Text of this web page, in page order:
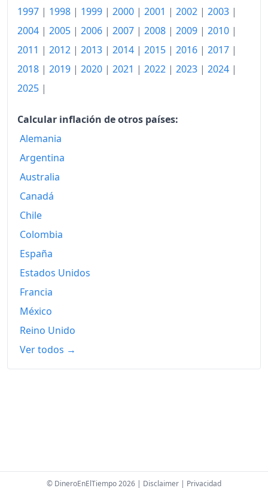
2022
131.11
2023
138.48
139.85
2025
Hoy
1997 | 1998 | 1999 | 2000 | 2001 | 2002 | 2003 |
2004 | 2005 | 2006 | 2007 | 2008 | 2009 | 2010 |
2011 | 2012 | 2013 | 2014 | 2015 | 2016 | 2017 |
2018 | 2019 | 2020 | 2021 | 2022 | 2023 | 2024 |
2025 |
Calcular inflación de otros países:
Alemania
Argentina
Australia
Canadá
Chile
Colombia
España
Estados Unidos
Francia
México
Reino Unido
Ver todos →
© DineroEnElTiempo 2026 | Disclaimer | Privacidad